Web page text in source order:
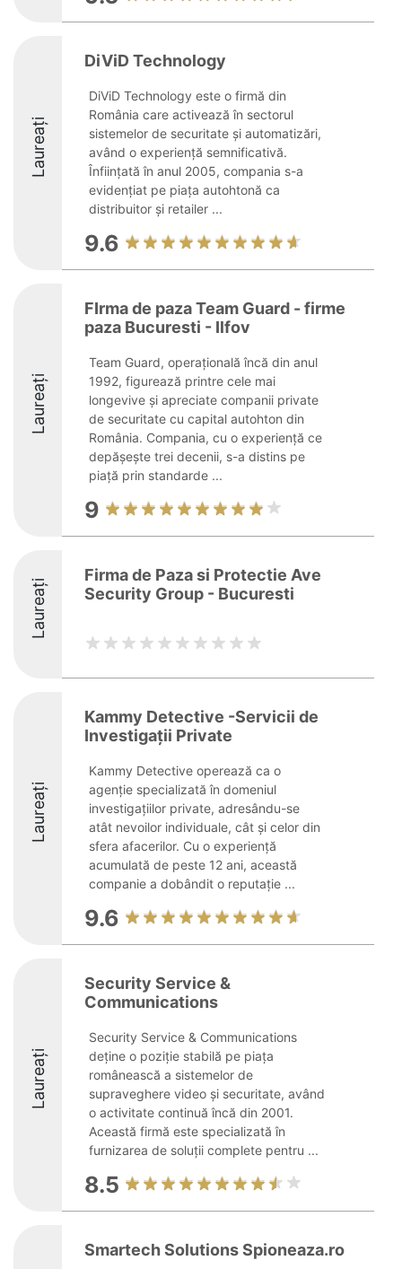
Laureați
DiViD Technology
DiViD Technology este o firmă din
România care activează în sectorul
sistemelor de securitate și automatizări,
având o experiență semnificativă.
Înființată în anul 2005, compania s-a
evidențiat pe piața autohtonă ca
distribuitor și retailer ...
9.6
Laureați
FIrma de paza Team Guard - firme
paza Bucuresti - Ilfov
Team Guard, operațională încă din anul
1992, figurează printre cele mai
longevive și apreciate companii private
de securitate cu capital autohton din
România. Compania, cu o experiență ce
depășește trei decenii, s-a distins pe
piață prin standarde ...
9
Laureați
Firma de Paza si Protectie Ave
Security Group - Bucuresti
Laureați
Kammy Detective -Servicii de
Investigații Private
Kammy Detective operează ca o
agenție specializată în domeniul
investigațiilor private, adresându-se
atât nevoilor individuale, cât și celor din
sfera afacerilor. Cu o experiență
acumulată de peste 12 ani, această
companie a dobândit o reputație ...
9.6
Laureați
Security Service &
Communications
Security Service & Communications
deține o poziție stabilă pe piața
românească a sistemelor de
supraveghere video și securitate, având
o activitate continuă încă din 2001.
Această firmă este specializată în
furnizarea de soluții complete pentru ...
8.5
Smartech Solutions Spioneaza.ro